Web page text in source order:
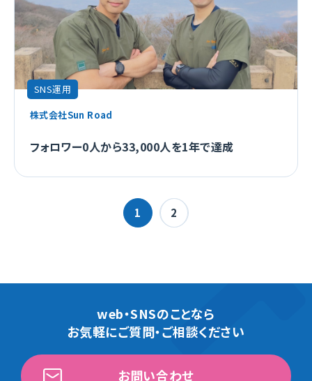
SNS運用
株式会社Sun Road
フォロワー0人から33,000人を1年で達成
1 2
web・SNSのことなら
お気軽にご質問・ご相談ください
お問い合わせ